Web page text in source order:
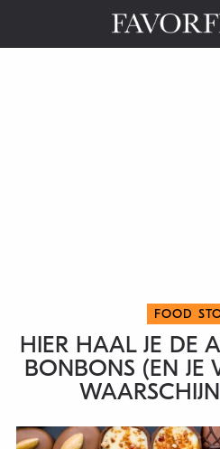
FOOD
HIER HAAL JE DE
BONBONS (EN JE